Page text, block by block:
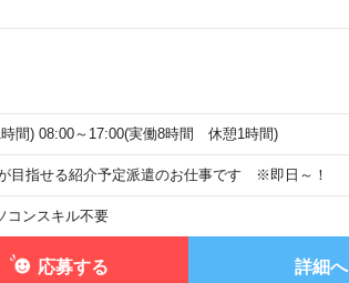
間) 08:00～17:00(実働8時間 休憩1時間)
目指せる紹介予定派遣のお仕事です ※即日～！
コンスキル不要
応募する 詳細へ